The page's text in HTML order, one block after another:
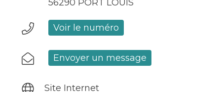
56290 PORT LOUIS
Voir le numéro
Envoyer un message
Site Internet